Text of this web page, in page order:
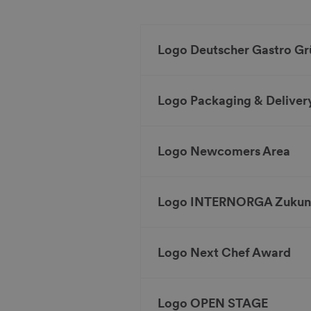
Logo Deutscher Gastro
Logo Packaging &
Logo Newcomers Area
Logo INTERNORGA
Logo Next Chef Award
Logo OPEN STAGE